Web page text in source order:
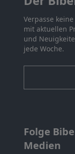
Verpasse
mit aktuellen
und
jede Woche.
Folge
Medien